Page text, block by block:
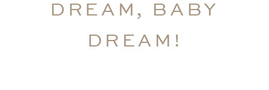
DREAM, BABY
DREAM!